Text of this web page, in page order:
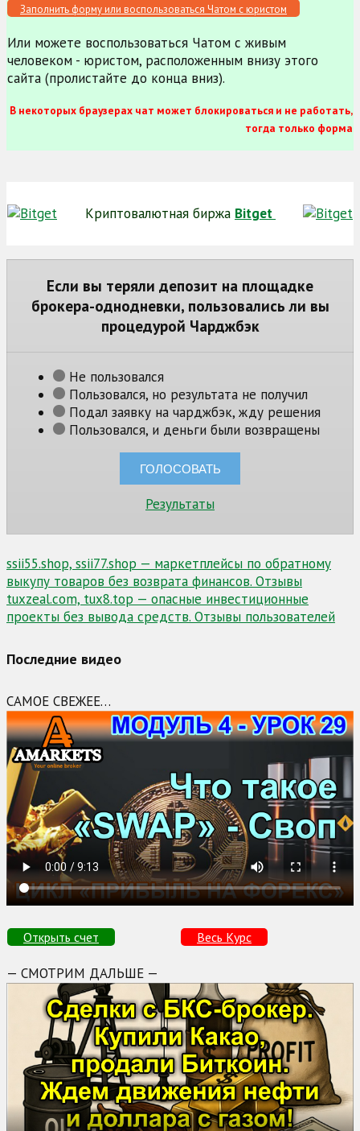
Заполнить форму или воспользоваться Чатом с юристом
Или можете воспользоваться Чатом с живым
человеком - юристом, расположенным внизу этого
сайта (пролистайте до конца вниз).
В некоторых браузерах чат может блокироваться и не работать,
тогда только форма
Криптовалютная биржа Bitget
Если вы теряли депозит на площадке
брокера-однодневки, пользовались ли вы
процедурой Чарджбэк
Не пользовался
Пользовался, но результата не получил
Подал заявку на чарджбэк, жду решения
Пользовался, и деньги были возвращены
Результаты
Навигация
по
записям
ssii55.shop, ssii77.shop — маркетплейсы по обратному
выкупу товаров без возврата финансов. Отзывы
tuxzeal.com, tux8.top — опасные инвестиционные
проекты без вывода средств. Отзывы пользователей
Последние видео
САМОЕ СВЕЖЕЕ…
Открыть счет Весь Курс
— СМОТРИМ ДАЛЬШЕ —